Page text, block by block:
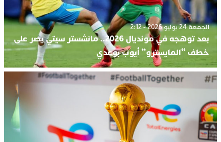
الجمعة 24 يوليو 2026 - 2:12
بعد توهجه في مونديال 2026.. مانشستر سيتي يصر على
خطف “المايسترو” أيوب بوعدي